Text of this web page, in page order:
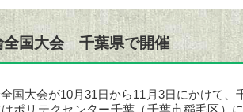
全国大会 千葉県で開催
国大会が10月31日から11月3日にかけて、
ポリテクセンター千葉（千葉市稲毛区）